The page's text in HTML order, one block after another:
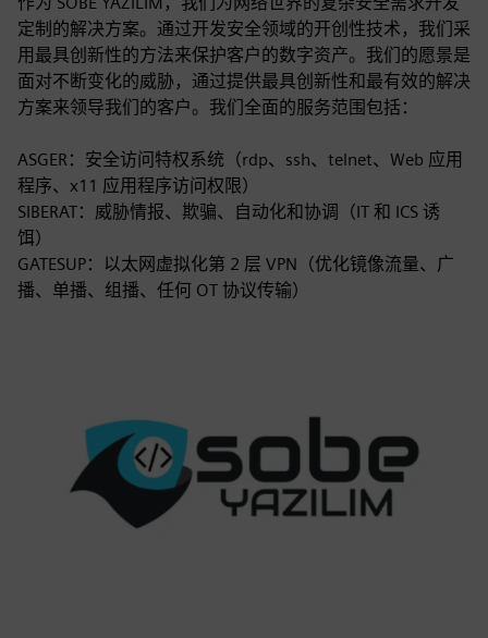
定制的解决方案。通过开发安全领域的开创性技术，我们采
用最具创新性的方法来保护客户的数字资产。我们的愿景是
面对不断变化的威胁，通过提供最具创新性和最有效的解决
方案来领导我们的客户。我们全面的服务范围包括：
ASGER：安全访问特权系统（rdp、ssh、telnet、Web 应用
程序、x11 应用程序访问权限）
SIBERAT：威胁情报、欺骗、自动化和协调（IT 和 ICS 诱
饵）
GATESUP：以太网虚拟化第 2 层 VPN（优化镜像流量、广
播、单播、组播、任何 OT 协议传输）